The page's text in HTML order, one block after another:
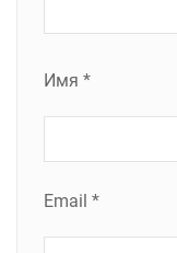
Имя *
Email *